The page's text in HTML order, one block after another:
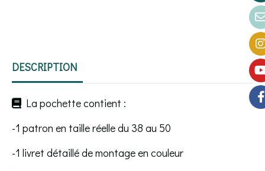
DESCRIPTION
 La pochette contient :
-1 patron en taille réelle du 38 au 50
-1 livret détaillé de montage en couleur